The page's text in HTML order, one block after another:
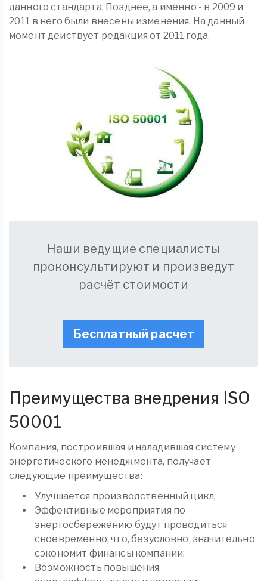
данного стандарта. Позднее, а именно - в 2009 и
2011 в него были внесены изменения. На данный
момент действует редакция от 2011 года.
Наши ведущие специалисты
проконсультируют и произведут
расчёт стоимости
Бесплатный расчет
Преимущества внедрения ISO
50001
Компания, построившая и наладившая систему
энергетического менеджмента, получает
следующие преимущества:
Улучшается производственный цикл;
Эффективные мероприятия по
энергосбережению будут проводиться
своевременно, что, безусловно, значительно
сэкономит финансы компании;
Возможность повышения